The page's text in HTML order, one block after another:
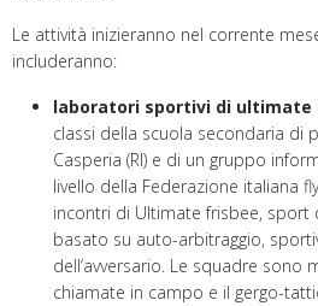
Le attività inizieranno nel corrente
includeranno:
laboratori sportivi di ultimate
classi della scuola secondaria di
Casperia (RI) e di un gruppo
livello della Federazione italiana
incontri di Ultimate frisbee, sport
basato su auto-arbitraggio,
dell’avversario. Le squadre sono
chiamate in campo e il gergo-